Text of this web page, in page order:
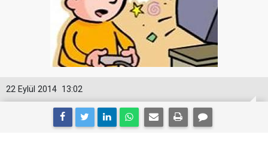
13:02
22 Eylül 2014